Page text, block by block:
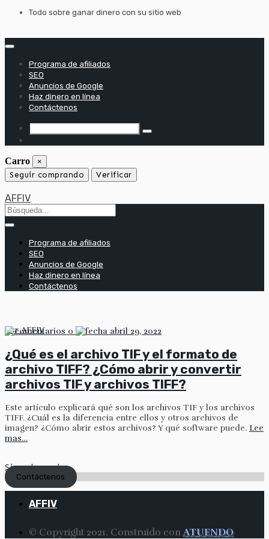
saltar
Todo sobre ganar dinero con su sitio web
Programa de afiliados
SEO
Anuncios de Google
Haz dinero en línea
Contáctenos
Carro ×
Seguir comprando Verificar
AFFIV
Programa de afiliados
SEO
Anuncios de Google
Haz dinero en línea
Contáctenos
por AFFIV 0 abril 29, 2022
¿Qué es el archivo TIF y el formato de
archivo TIFF? ¿Cómo abrir y convertir
archivos TIF y archivos TIFF?
Este artículo explicará qué son los archivos TIF y los archivos
TIFF. ¿Cuál es la diferencia entre ellos y otros archivos de
imagen? ¿Cómo abrir estos archivos? Y qué software puede. Lee
mas…
Sigue leyendo
Contáctenos
AFFIV
© Copyright 2021. Construido con ATUENDO